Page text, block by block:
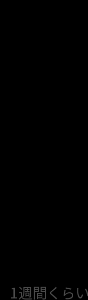
1週間くら